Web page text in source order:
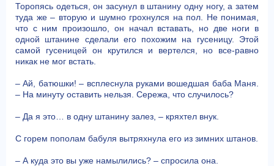
Торопясь одеться, он засунул в штанину одну ногу, а затем
туда же – вторую и шумно грохнулся на пол. Не понимая,
что с ним произошло, он начал вставать, но две ноги в
одной штанине сделали его похожим на гусеницу. Этой
самой гусеницей он крутился и вертелся, но все-равно
никак не мог встать.
– Ай, батюшки! – всплеснула руками вошедшая баба Маня.
– На минуту оставить нельзя. Сережа, что случилось?
– Да я это… в одну штанину залез, – кряхтел внук.
С горем пополам бабуля вытряхнула его из зимних штанов.
– А куда это вы уже намылились? – спросила она.